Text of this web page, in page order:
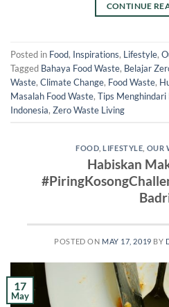
CONTINUE
Posted in Food, Inspirations, Lifestyle,
Tagged Bahaya Food Waste, Belajar
Waste, Climate Change, Food Waste,
Masalah Food Waste, Tips Menghindari
Indonesia, Zero Waste Living
FOOD ,LIFESTYLE OUR
Habiskan
POSTED ON MAY 17, 2019 BY
17
May